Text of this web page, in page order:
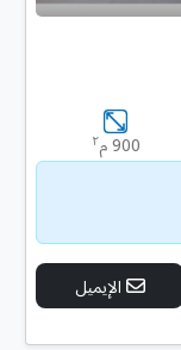
900 م ٢
الإيميل